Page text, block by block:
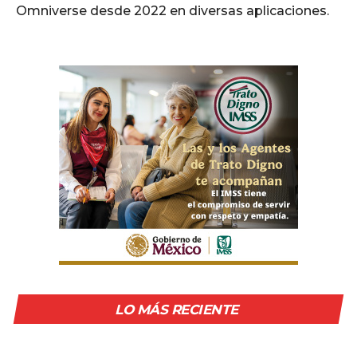
Omniverse desde 2022 en diversas aplicaciones.
LO MÁS RECIENTE